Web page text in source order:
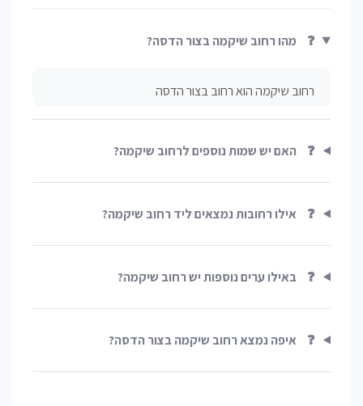
❓ מהו רחוב שיקמה בצור הדסה?
רחוב שיקמה הוא רחוב בצור הדסה
❓ האם יש שמות נוספים לרחוב שיקמה?
❓ אילו רחובות נמצאים ליד רחוב שיקמה?
❓ באילו ערים נוספות יש רחוב שיקמה?
❓ איפה נמצא רחוב שיקמה בצור הדסה?